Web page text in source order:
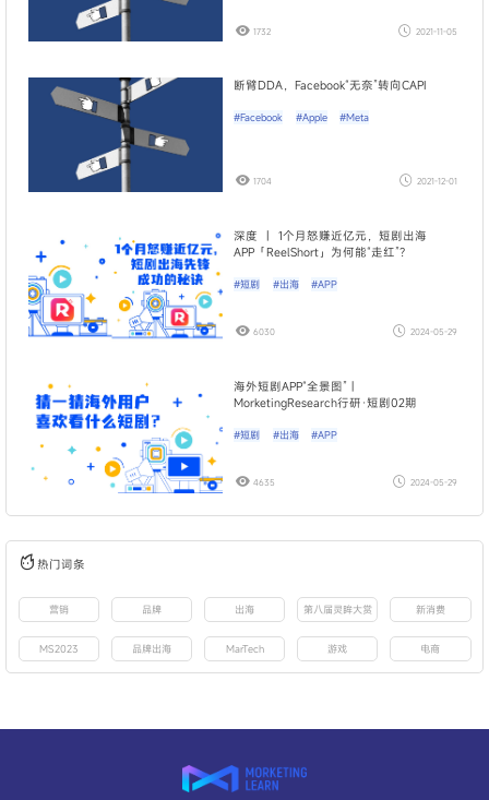
1732 2021-11-05
断臂DDA，Facebook“无奈”转向CAPI
#Facebook #Apple #Meta
1704 2021-12-01
深度 ｜ 1个月怒赚近亿元，短剧出海
APP「ReelShort」为何能“走红”？
#短剧 #出海 #APP
6030 2024-05-29
海外短剧APP“全景图” |
MorketingResearch行研·短剧02期
#短剧 #出海 #APP
4635 2024-05-29
热门词条
营销 品牌 出海 第八届灵眸大赏 新消费
MS2023 品牌出海 MarTech 游戏 电商